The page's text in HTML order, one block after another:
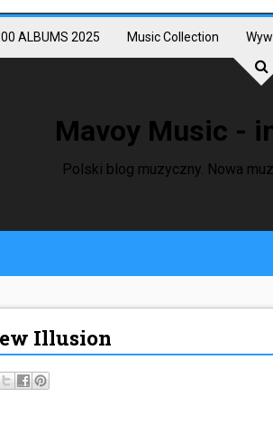
ALBUMS 2025 Music Collection
Mavoy Music -
Polski blog muzyczny. Nowa
Illusion